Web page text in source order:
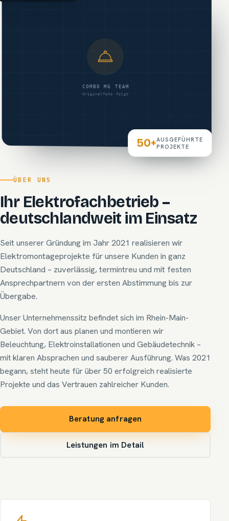
50+AUSGEFÜHRTE
PROJEKTE
ÜBER UNS
Ihr Elektro­fachbetrieb –
deutschlandweit im Einsatz
Seit unserer Gründung im Jahr 2021 realisieren wir
Elektromontageprojekte für unsere Kunden in ganz
Deutschland – zuverlässig, termintreu und mit festen
Ansprechpartnern von der ersten Abstimmung bis zur
Übergabe.
Unser Unternehmenssitz befindet sich im Rhein-Main-
Gebiet. Von dort aus planen und montieren wir
Beleuchtung, Elektroinstallationen und Gebäudetechnik –
mit klaren Absprachen und sauberer Ausführung. Was 2021
begann, steht heute für über 50 erfolgreich realisierte
Projekte und das Vertrauen zahlreicher Kunden.
Beratung anfragen
Leistungen im Detail